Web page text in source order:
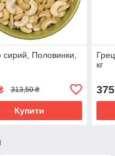
Половинки,
313,50 ₴
Купити
кг
375